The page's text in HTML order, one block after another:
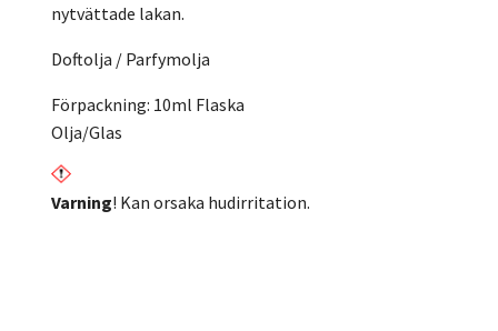
nytvättade lakan.
Doftolja / Parfymolja
Förpackning: 10ml Flaska
Olja/Glas
Varning! Kan orsaka hudirritation.